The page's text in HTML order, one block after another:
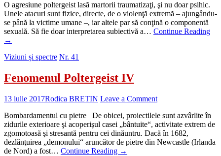
O agresiune poltergeist lasă martorii traumatizaţi, şi nu doar psihic.
Unele atacuri sunt fizice, directe, de o violenţă extremă – ajungându-
se până la victime umane –, iar altele par să conţină o componentă
sexuală. Să fie doar interpretarea subiectivă a… Continue Reading
→
Viziuni și spectre Nr. 41
Fenomenul Poltergeist IV
13 iulie 2017Rodica BRETIN Leave a Comment
Bombardamentul cu pietre De obicei, proiectilele sunt azvârlite în
zidurile exterioare şi acoperişul casei „bântuite“, activitate extrem de
zgomotoasă şi stresantă pentru cei dinăuntru. Dacă în 1682,
dezlănţuirea „demonului“ aruncător de pietre din Newcastle (Irlanda
de Nord) a fost… Continue Reading →